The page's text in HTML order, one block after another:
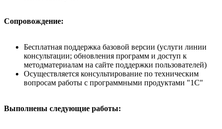
Сопровождение:
Бесплатная поддержка базовой версии (услуги линии
консультации; обновления программ и доступ к
методматериалам на сайте поддержки пользователей)
Осуществляется консультирование по техническим
вопросам работы с программными продуктами "1С"
Выполнены следующие работы: